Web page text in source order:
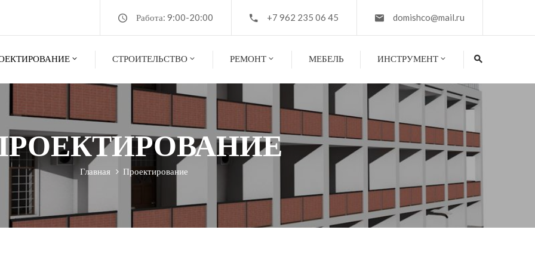
Работа: 9:00-20:00 +7 962 235 06 45 domishco@mail.ru
СТРОИТЕЛЬСТВО РЕМОНТ МЕБЕЛЬ ИНСТРУМЕНТ
Главная Проектирование